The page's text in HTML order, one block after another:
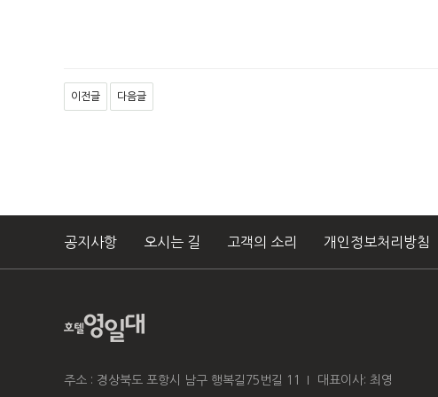
이전글 다음글
공지사항 오시는 길 고객의 소리 개인정보처리방침
주소 : 경상북도 포항시 남구 행복길75번길 11 대표이사: 최영